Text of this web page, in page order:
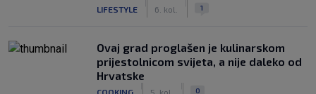
LIFESTYLE 6. kol. 1
Ovaj grad proglašen je kulinarskom
prijestolnicom svijeta, a nije daleko od
Hrvatske
COOKING 5. kol. 0